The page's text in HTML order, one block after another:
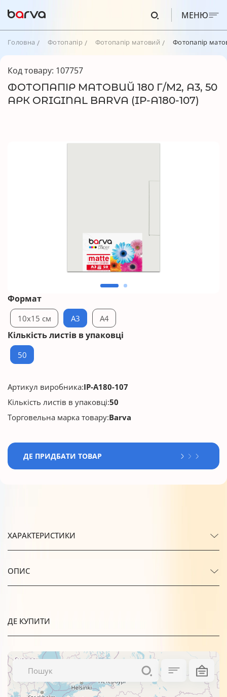
МЕНЮ
Головна Фотопапір Фотопапір матовий Фотопапір
Код товару: 107757
ФОТОПАПІР МАТОВИЙ 180 Г/М2, A3, 50
АРК ORIGINAL BARVA (IP-A180-107)
Формат
10x15 см A3 A4
Кількість листів в упаковці
50
Артикул виробника:IP-A180-107
Кількість листів в упаковці:50
Торговельна марка товару:Barva
ДЕ ПРИДБАТИ ТОВАР
ХАРАКТЕРИСТИКИ
ОПИС
ДЕ КУПИТИ